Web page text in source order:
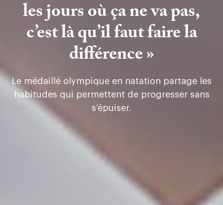
les jours où ça ne va pas,
c’est là qu’il faut faire la
différence »
Le médaillé olympique en natation partage les
habitudes qui permettent de progresser sans
s’épuiser.